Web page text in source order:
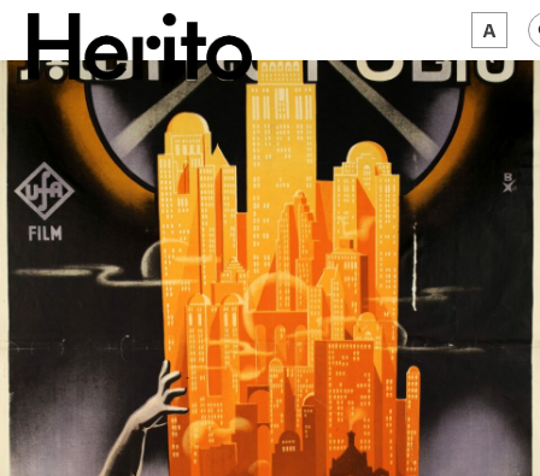
MAGAZYN
MAMY NA OKU
O NAS
JĘZYK: PL